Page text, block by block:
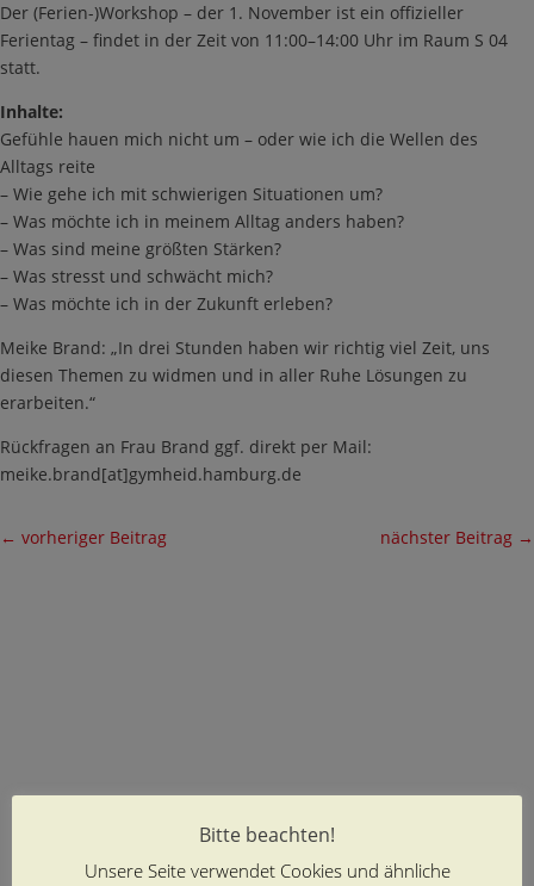
Der (Ferien-)Workshop – der 1. November ist ein offizieller
Ferientag – findet in der Zeit von 11:00–14:00 Uhr im Raum S 04
statt.
Inhalte:
Gefühle hauen mich nicht um – oder wie ich die Wellen des
Alltags reite
– Wie gehe ich mit schwierigen Situationen um?
– Was möchte ich in meinem Alltag anders haben?
– Was sind meine größten Stärken?
– Was stresst und schwächt mich?
– Was möchte ich in der Zukunft erleben?
Meike Brand: „In drei Stunden haben wir richtig viel Zeit, uns
diesen Themen zu widmen und in aller Ruhe Lösungen zu
erarbeiten.“
Rückfragen an Frau Brand ggf. direkt per Mail:
meike.brand[at]gymheid.hamburg.de
← vorheriger Beitrag nächster Beitrag →
Bitte beachten!
Unsere Seite verwendet Cookies und ähnliche